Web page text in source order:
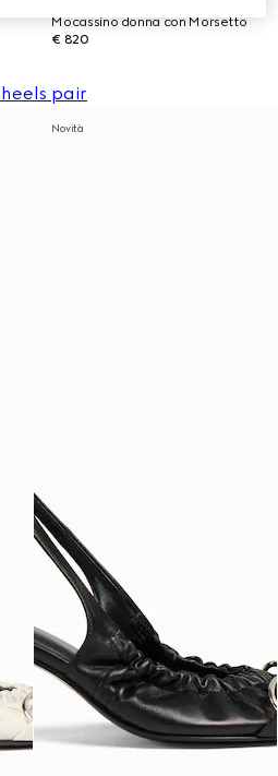
Mocassino donna con Morsetto
€ 820
Novità